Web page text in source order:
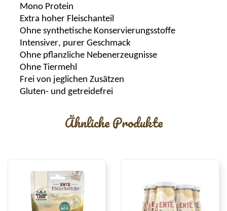
Mono Protein
Extra hoher Fleischanteil
Ohne synthetische Konservierungsstoffe
Intensiver, purer Geschmack
Ohne pflanzliche Nebenerzeugnisse
Ohne Tiermehl
Frei von jeglichen Zusätzen
Gluten- und getreidefrei
Ähnliche Produkte